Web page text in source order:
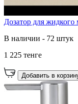
Дозатор для
В наличии - 72 штук
1 225 тенге
Добавить в